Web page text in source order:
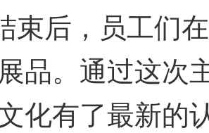
束后， 员工们
品。通过这次
化有了最新的